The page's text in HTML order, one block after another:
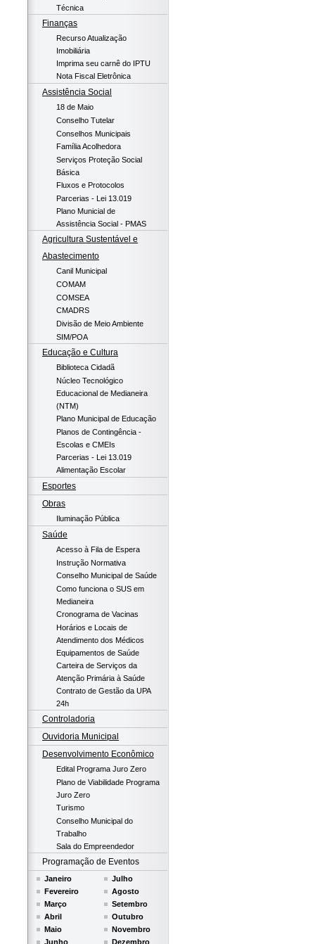
Técnica
Finanças
Recurso Atualização
Imobiliária
Imprima seu carnê do IPTU
Nota Fiscal Eletrônica
Assistência Social
18 de Maio
Conselho Tutelar
Conselhos Municipais
Família Acolhedora
Serviços Proteção Social
Básica
Fluxos e Protocolos
Parcerias - Lei 13.019
Plano Municial de
Assistência Social - PMAS
Agricultura Sustentável e
Abastecimento
Canil Municipal
COMAM
COMSEA
CMADRS
Divisão de Meio Ambiente
SIM/POA
Educação e Cultura
Biblioteca Cidadã
Núcleo Tecnológico
Educacional de Medianeira
(NTM)
Plano Municipal de Educação
Planos de Contingência -
Escolas e CMEIs
Parcerias - Lei 13.019
Alimentação Escolar
Esportes
Obras
Iluminação Pública
Saúde
Acesso à Fila de Espera
Instrução Normativa
Conselho Municipal de Saúde
Como funciona o SUS em
Medianeira
Cronograma de Vacinas
Horários e Locais de
Atendimento dos Médicos
Equipamentos de Saúde
Carteira de Serviços da
Atenção Primária à Saúde
Contrato de Gestão da UPA
24h
Controladoria
Ouvidoria Municipal
Desenvolvimento Econômico
Edital Programa Juro Zero
Plano de Viabilidade Programa
Juro Zero
Turismo
Conselho Municipal do
Trabalho
Sala do Empreendedor
Programação de Eventos
Janeiro
Fevereiro
Março
Abril
Maio
Junho
Julho
Agosto
Setembro
Outubro
Novembro
Dezembro